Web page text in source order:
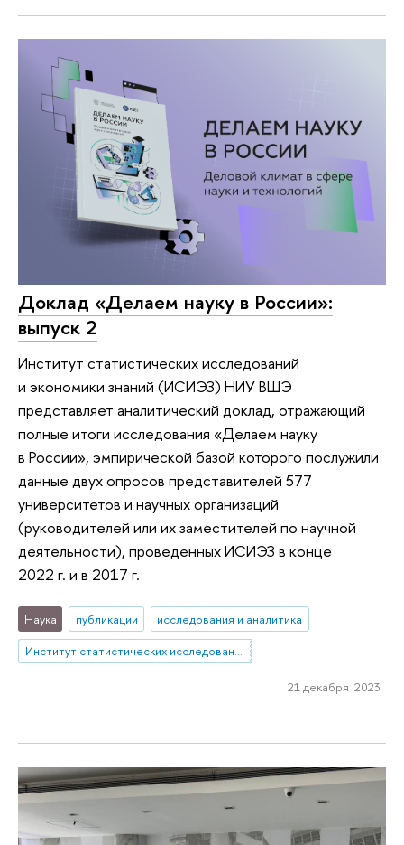
Доклад «Делаем науку в России»:
выпуск 2
Институт статистических исследований
и экономики знаний (ИСИЭЗ) НИУ ВШЭ
представляет аналитический доклад, отражающий
полные итоги исследования «Делаем науку
в России», эмпирической базой которого послужили
данные двух опросов представителей 577
университетов и научных организаций
(руководителей или их заместителей по научной
деятельности), проведенных ИСИЭЗ в конце
2022 г. и в 2017 г.
Наука публикации
исследования и аналитика
Институт статистических исследований и экономики знаний
21 декабря 2023